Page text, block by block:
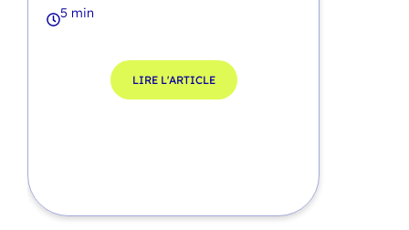
5 min
LIRE L'ARTICLE